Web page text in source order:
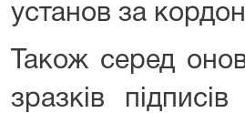
установ за
Також серед
зразків